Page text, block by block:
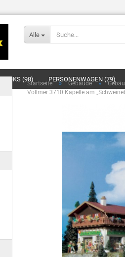
Alle
LOKS (98) PERSONENWAGEN (79)
Startseite » Gebäude »
Vollmer 3710 Kapelle am